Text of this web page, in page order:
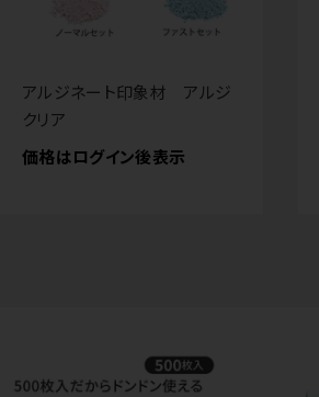
アルジネート印象材 アルジ
クリア
価格はログイン後表示